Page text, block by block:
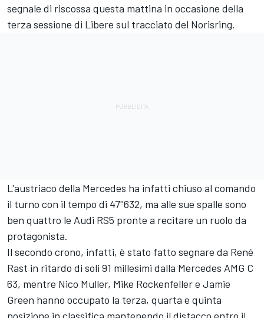
segnale di riscossa questa mattina in occasione della
terza sessione di Libere sul tracciato del Norisring.
L'austriaco della Mercedes ha infatti chiuso al comando
il turno con il tempo di 47''632, ma alle sue spalle sono
ben quattro le Audi RS5 pronte a recitare un ruolo da
protagonista.
Il secondo crono, infatti, è stato fatto segnare da René
Rast in ritardo di soli 91 millesimi dalla Mercedes AMG C
63, mentre Nico Muller, Mike Rockenfeller e Jamie
Green hanno occupato la terza, quarta e quinta